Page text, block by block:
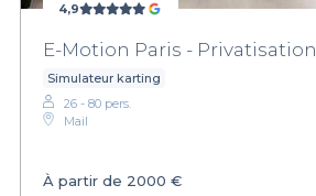
4,9
E-Motion Paris - Privatisation
Simulateur karting
26 - 80 pers.
Mail
À partir de 2000 €